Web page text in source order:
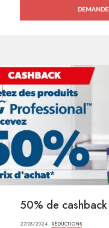
50% de
27/08/2024 · RÉDUCTIONS